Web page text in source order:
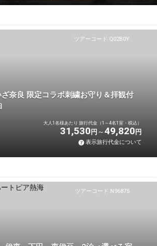
ツアーコード Q02B0Y
ざ奈良 限定コラボ刺繍お守り＆拝観付
大人1名様あたり 旅行代金（1～4名1室・税込）
31,530 円 49,820 円
表示旅行代金について
ツアーコード N96875